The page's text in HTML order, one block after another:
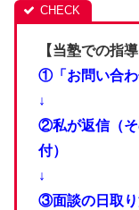
【当塾での指
①「お問い合わ
↓
②私が返信（そ
付）
↓
③面談の日取り